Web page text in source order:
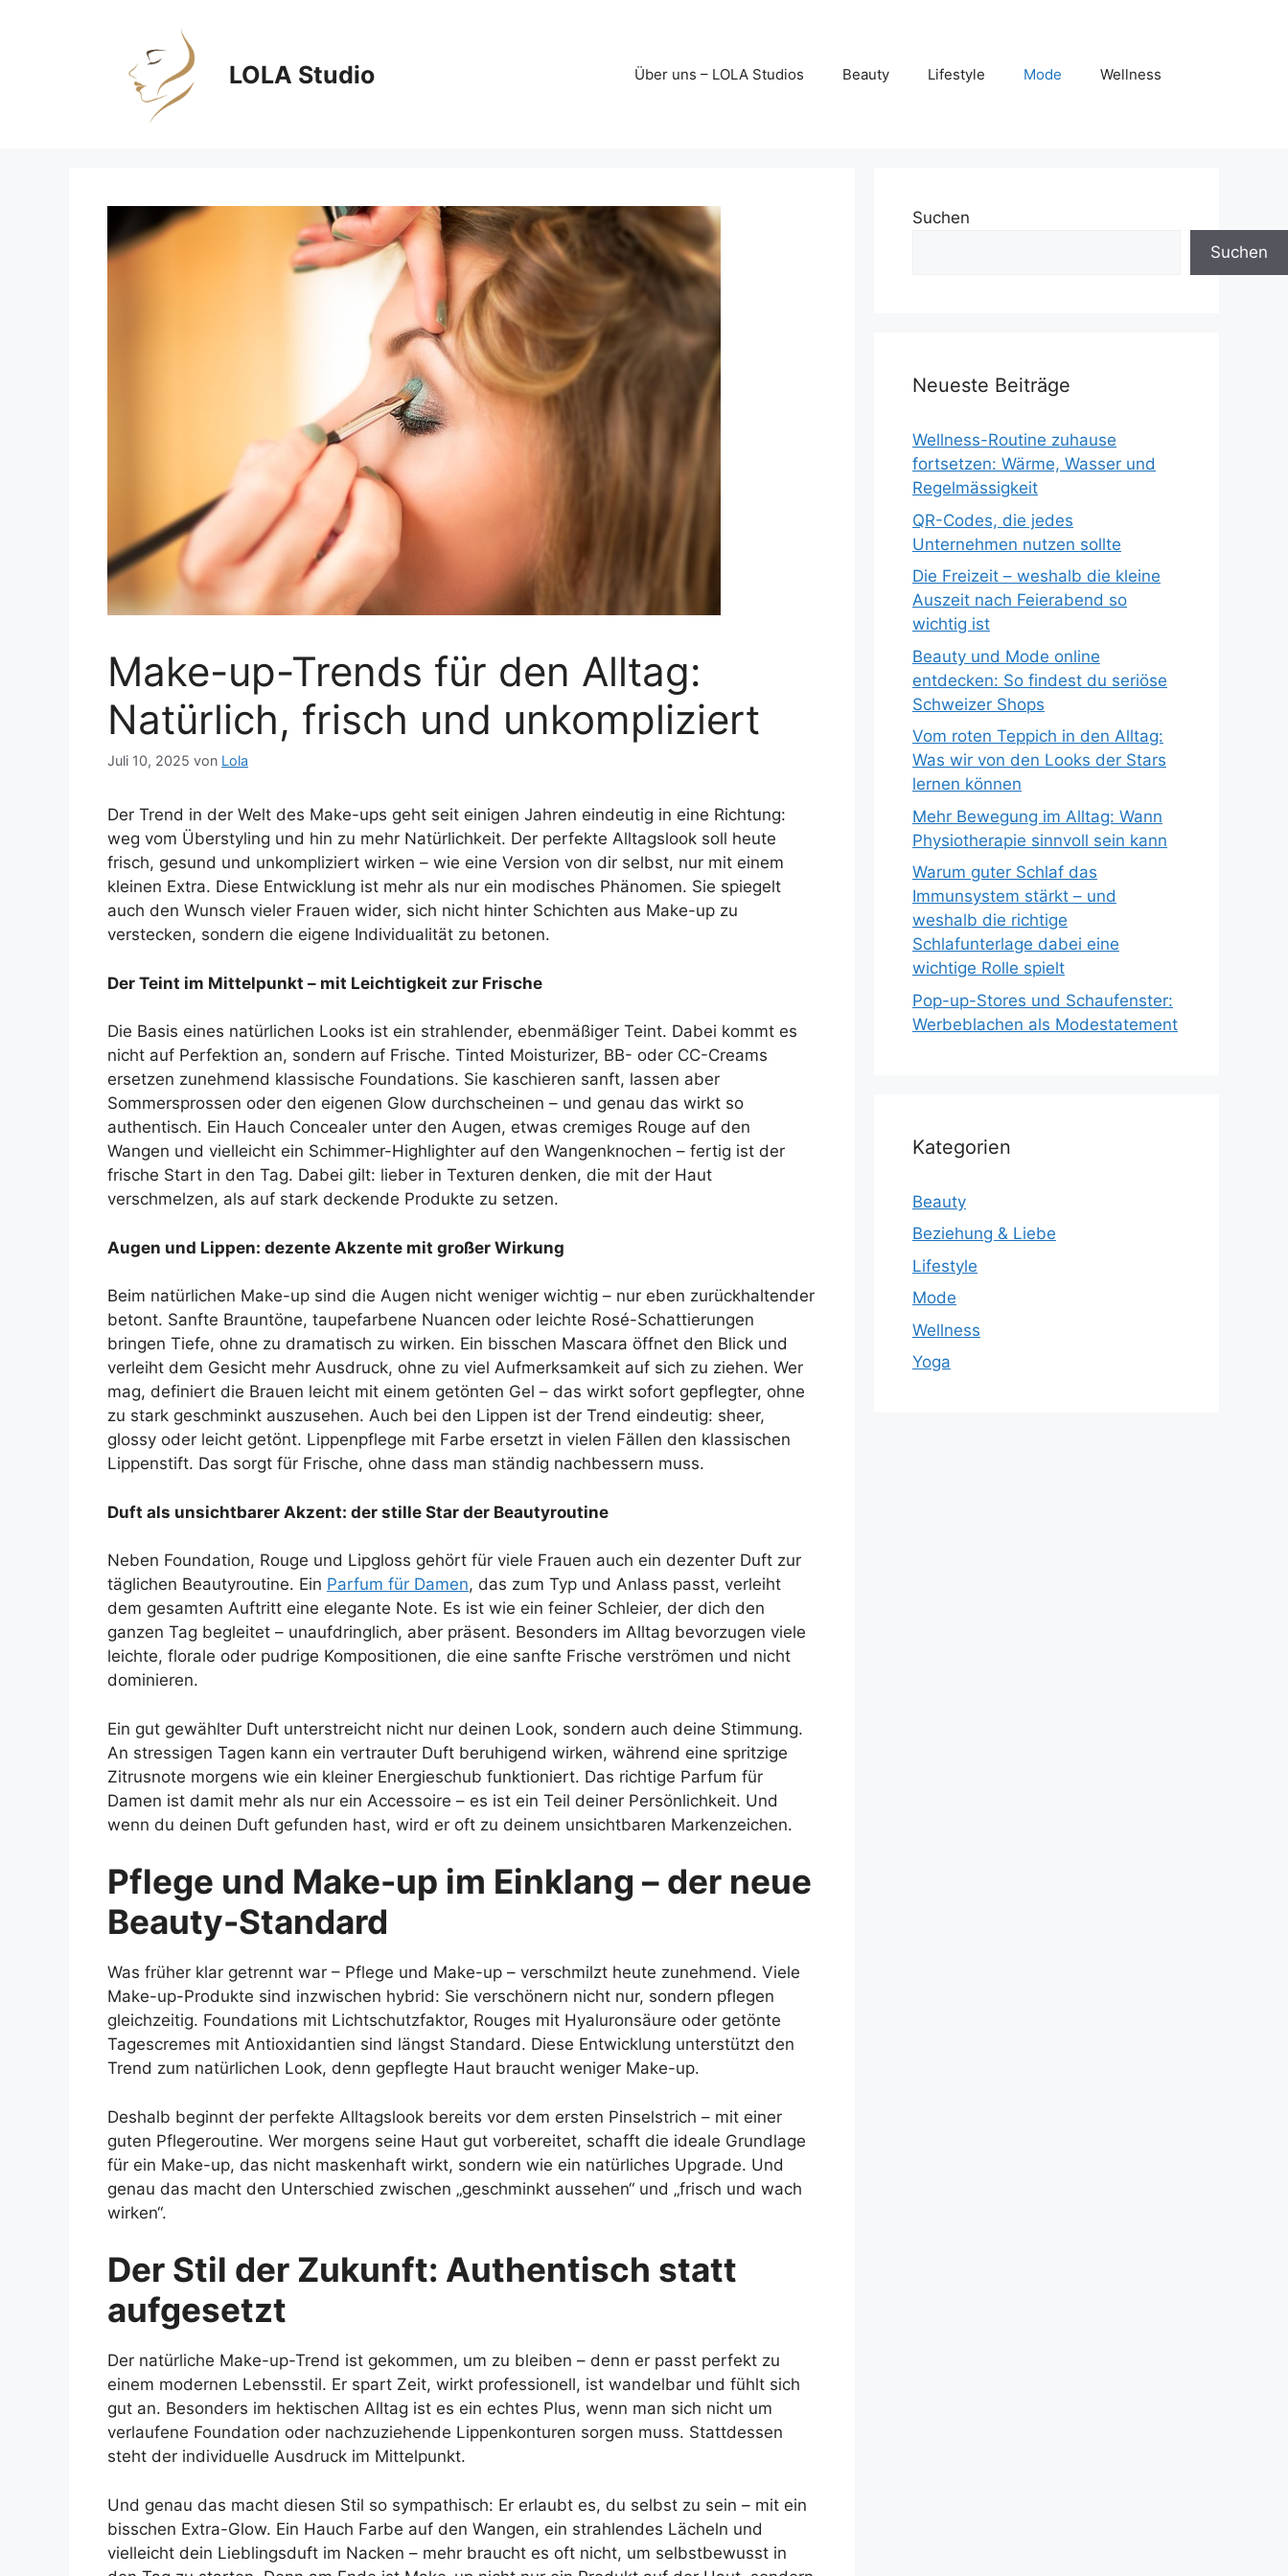
LOLA Studio Über uns – LOLA Studios Beauty Lifestyle Mode Wellness
Make-up-Trends für den Alltag:
Natürlich, frisch und unkompliziert
Juli 10, 2025 von Lola
Der Trend in der Welt des Make-ups geht seit einigen Jahren eindeutig in eine Richtung:
weg vom Überstyling und hin zu mehr Natürlichkeit. Der perfekte Alltagslook soll heute
frisch, gesund und unkompliziert wirken – wie eine Version von dir selbst, nur mit einem
kleinen Extra. Diese Entwicklung ist mehr als nur ein modisches Phänomen. Sie spiegelt
auch den Wunsch vieler Frauen wider, sich nicht hinter Schichten aus Make-up zu
verstecken, sondern die eigene Individualität zu betonen.
Der Teint im Mittelpunkt – mit Leichtigkeit zur Frische
Die Basis eines natürlichen Looks ist ein strahlender, ebenmäßiger Teint. Dabei kommt es
nicht auf Perfektion an, sondern auf Frische. Tinted Moisturizer, BB- oder CC-Creams
ersetzen zunehmend klassische Foundations. Sie kaschieren sanft, lassen aber
Sommersprossen oder den eigenen Glow durchscheinen – und genau das wirkt so
authentisch. Ein Hauch Concealer unter den Augen, etwas cremiges Rouge auf den
Wangen und vielleicht ein Schimmer-Highlighter auf den Wangenknochen – fertig ist der
frische Start in den Tag. Dabei gilt: lieber in Texturen denken, die mit der Haut
verschmelzen, als auf stark deckende Produkte zu setzen.
Augen und Lippen: dezente Akzente mit großer Wirkung
Beim natürlichen Make-up sind die Augen nicht weniger wichtig – nur eben zurückhaltender
betont. Sanfte Brauntöne, taupefarbene Nuancen oder leichte Rosé-Schattierungen
bringen Tiefe, ohne zu dramatisch zu wirken. Ein bisschen Mascara öffnet den Blick und
verleiht dem Gesicht mehr Ausdruck, ohne zu viel Aufmerksamkeit auf sich zu ziehen. Wer
mag, definiert die Brauen leicht mit einem getönten Gel – das wirkt sofort gepflegter, ohne
zu stark geschminkt auszusehen. Auch bei den Lippen ist der Trend eindeutig: sheer,
glossy oder leicht getönt. Lippenpflege mit Farbe ersetzt in vielen Fällen den klassischen
Lippenstift. Das sorgt für Frische, ohne dass man ständig nachbessern muss.
Duft als unsichtbarer Akzent: der stille Star der Beautyroutine
Neben Foundation, Rouge und Lipgloss gehört für viele Frauen auch ein dezenter Duft zur
täglichen Beautyroutine. Ein Parfum für Damen, das zum Typ und Anlass passt, verleiht
dem gesamten Auftritt eine elegante Note. Es ist wie ein feiner Schleier, der dich den
ganzen Tag begleitet – unaufdringlich, aber präsent. Besonders im Alltag bevorzugen viele
leichte, florale oder pudrige Kompositionen, die eine sanfte Frische verströmen und nicht
dominieren.
Ein gut gewählter Duft unterstreicht nicht nur deinen Look, sondern auch deine Stimmung.
An stressigen Tagen kann ein vertrauter Duft beruhigend wirken, während eine spritzige
Zitrusnote morgens wie ein kleiner Energieschub funktioniert. Das richtige Parfum für
Damen ist damit mehr als nur ein Accessoire – es ist ein Teil deiner Persönlichkeit. Und
wenn du deinen Duft gefunden hast, wird er oft zu deinem unsichtbaren Markenzeichen.
Pflege und Make-up im Einklang – der neue
Beauty-Standard
Was früher klar getrennt war – Pflege und Make-up – verschmilzt heute zunehmend. Viele
Make-up-Produkte sind inzwischen hybrid: Sie verschönern nicht nur, sondern pflegen
gleichzeitig. Foundations mit Lichtschutzfaktor, Rouges mit Hyaluronsäure oder getönte
Tagescremes mit Antioxidantien sind längst Standard. Diese Entwicklung unterstützt den
Trend zum natürlichen Look, denn gepflegte Haut braucht weniger Make-up.
Deshalb beginnt der perfekte Alltagslook bereits vor dem ersten Pinselstrich – mit einer
guten Pflegeroutine. Wer morgens seine Haut gut vorbereitet, schafft die ideale Grundlage
für ein Make-up, das nicht maskenhaft wirkt, sondern wie ein natürliches Upgrade. Und
genau das macht den Unterschied zwischen „geschminkt aussehen“ und „frisch und wach
wirken“.
Der Stil der Zukunft: Authentisch statt
aufgesetzt
Der natürliche Make-up-Trend ist gekommen, um zu bleiben – denn er passt perfekt zu
einem modernen Lebensstil. Er spart Zeit, wirkt professionell, ist wandelbar und fühlt sich
gut an. Besonders im hektischen Alltag ist es ein echtes Plus, wenn man sich nicht um
verlaufene Foundation oder nachzuziehende Lippenkonturen sorgen muss. Stattdessen
steht der individuelle Ausdruck im Mittelpunkt.
Und genau das macht diesen Stil so sympathisch: Er erlaubt es, du selbst zu sein – mit ein
bisschen Extra-Glow. Ein Hauch Farbe auf den Wangen, ein strahlendes Lächeln und
vielleicht dein Lieblingsduft im Nacken – mehr braucht es oft nicht, um selbstbewusst in
Suchen
Suchen
Neueste Beiträge
Wellness-Routine zuhause
fortsetzen: Wärme, Wasser und
Regelmässigkeit
QR-Codes, die jedes
Unternehmen nutzen sollte
Die Freizeit – weshalb die kleine
Auszeit nach Feierabend so
wichtig ist
Beauty und Mode online
entdecken: So findest du seriöse
Schweizer Shops
Vom roten Teppich in den Alltag:
Was wir von den Looks der Stars
lernen können
Mehr Bewegung im Alltag: Wann
Physiotherapie sinnvoll sein kann
Warum guter Schlaf das
Immunsystem stärkt – und
weshalb die richtige
Schlafunterlage dabei eine
wichtige Rolle spielt
Pop-up-Stores und Schaufenster:
Werbeblachen als Modestatement
Kategorien
Beauty
Beziehung & Liebe
Lifestyle
Mode
Wellness
Yoga